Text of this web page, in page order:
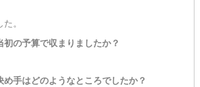
。
の予算で収まりましたか？
手はどのようなところでしたか？